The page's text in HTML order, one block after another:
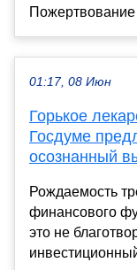
Пожертвование
01:17, 08 Июн
Горькое
Госдуме
осознанный
Рождаемость
финансового
это не